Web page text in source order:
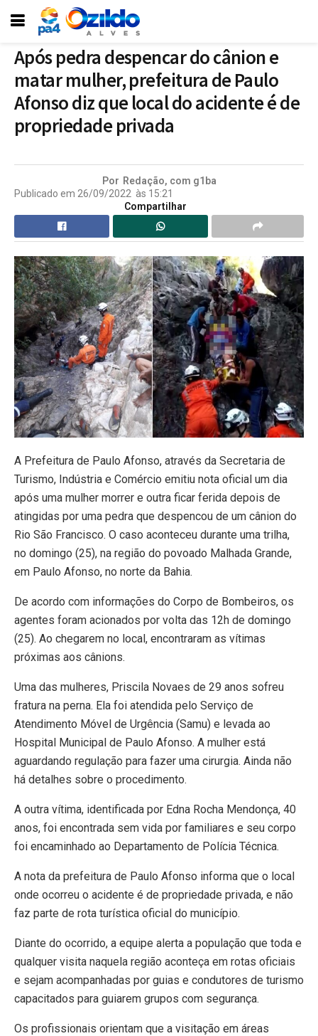
Após pedra despencar do cânion e
matar mulher, prefeitura de Paulo
Afonso diz que local do acidente é de
propriedade privada
Por Redação, com g1ba
Publicado em 26/09/2022 às 15:21
Compartilhar
A Prefeitura de Paulo Afonso, através da Secretaria de
Turismo, Indústria e Comércio emitiu nota oficial um dia
após uma mulher morrer e outra ficar ferida depois de
atingidas por uma pedra que despencou de um cânion do
Rio São Francisco. O caso aconteceu durante uma trilha,
no domingo (25), na região do povoado Malhada Grande,
em Paulo Afonso, no norte da Bahia.
De acordo com informações do Corpo de Bombeiros, os
agentes foram acionados por volta das 12h de domingo
(25). Ao chegarem no local, encontraram as vítimas
próximas aos cânions.
Uma das mulheres, Priscila Novaes de 29 anos sofreu
fratura na perna. Ela foi atendida pelo Serviço de
Atendimento Móvel de Urgência (Samu) e levada ao
Hospital Municipal de Paulo Afonso. A mulher está
aguardando regulação para fazer uma cirurgia. Ainda não
há detalhes sobre o procedimento.
A outra vítima, identificada por Edna Rocha Mendonça, 40
anos, foi encontrada sem vida por familiares e seu corpo
foi encaminhado ao Departamento de Polícia Técnica.
A nota da prefeitura de Paulo Afonso informa que o local
onde ocorreu o acidente é de propriedade privada, e não
faz parte de rota turística oficial do município.
Diante do ocorrido, a equipe alerta a população que toda e
qualquer visita naquela região aconteça em rotas oficiais
e sejam acompanhadas por guias e condutores de turismo
capacitados para guiarem grupos com segurança.
Os profissionais orientam que a visitação em áreas